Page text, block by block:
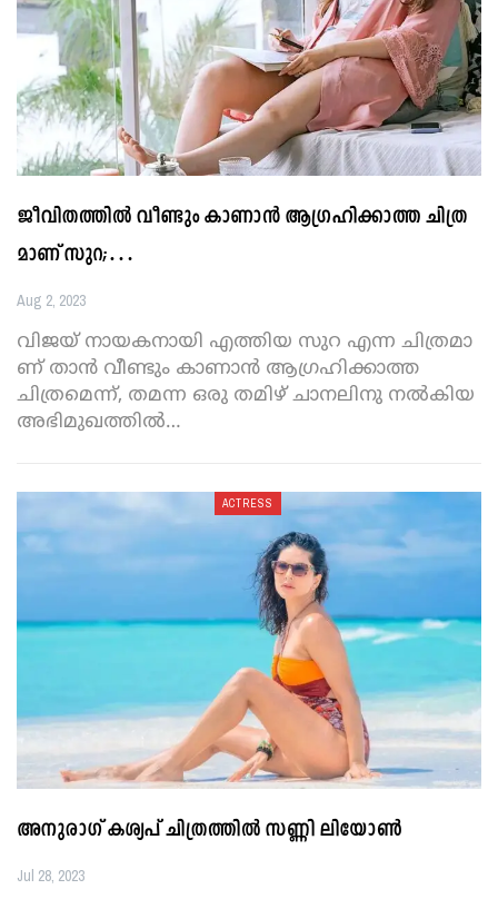
ജീ​വി​ത​ത്തി​ൽ വീണ്ടും കാ​ണാ​ൻ ആ​ഗ്ര​ഹി​ക്കാ​ത്ത ചി​ത്ര​
മാ​ണ് സു​റ;…
Aug 2, 2023
വി​ജ​യ് നാ​യ​ക​നാ​യി എ​ത്തി​യ സു​റ എ​ന്ന ചി​ത്ര​മാ​
ണ് താ​ൻ വീണ്ടും കാ​ണാ​ൻ ആ​ഗ്ര​ഹി​ക്കാ​ത്ത
ചിത്രമെന്ന്, ത​മ​ന്ന ഒ​രു ത​മി​ഴ് ചാ​ന​ലി​നു ന​ൽ​കി​യ
അ​ഭി​മു​ഖ​ത്തി​ൽ…
ACTRESS
അ​നു​രാ​ഗ് ക​ശ്യ​പ് ചി​ത്ര​ത്തി​ൽ സ​ണ്ണി ലി​യോ​ണ്‍
Jul 28, 2023